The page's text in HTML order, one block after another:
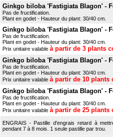
Ginkgo biloba 'Fastigiata Blagon' -
Pas de fructification.
Plant en godet - Hauteur du plant: 30/40 cm.
Ginkgo biloba 'Fastigiata Blagon' -
Pas de fructification.
Plant en godet - Hauteur du plant: 30/40 cm.
Prix unitaire valable à partir de 3 plants
Ginkgo biloba 'Fastigiata Blagon' -
Pas de fructification.
Plant en godet - Hauteur du plant: 30/40 cm.
Prix unitaire valable à partir de 10 plants
Ginkgo biloba 'Fastigiata Blagon' -
Pas de fructification.
Plant en godet - Hauteur du plant: 30/40 cm.
Prix unitaire valable à partir de 25 plants
ENGRAIS - Pastille d'engrais retard à
pendant 7 à 8 mois. 1 seule pastille par trou.